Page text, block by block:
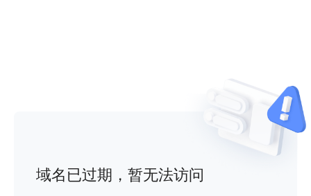
域名已过期，暂无法访问